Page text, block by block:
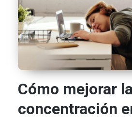
Cómo mejorar la
concentración